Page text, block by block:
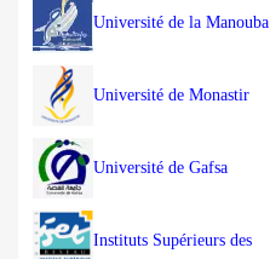
Université de la Manouba
Université de Monastir
Université de Gafsa
Instituts Supérieurs des